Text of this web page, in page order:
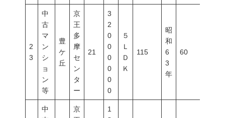
2
3
中
古
マ
ン
シ
ョ
ン
等
豊
ケ
丘
京
王
多
摩
セ
ン
タ
ー
21
3
2
0
0
0
0
0
0
５
Ｌ
Ｄ
Ｋ
115
昭
和
6
3
年
60
中
京
1